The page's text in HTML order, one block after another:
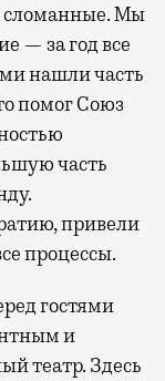
сломанные. Мы
— за год все
нашли часть
помог Союз
часть
привели
процессы.
гостями
и
театр. Здесь